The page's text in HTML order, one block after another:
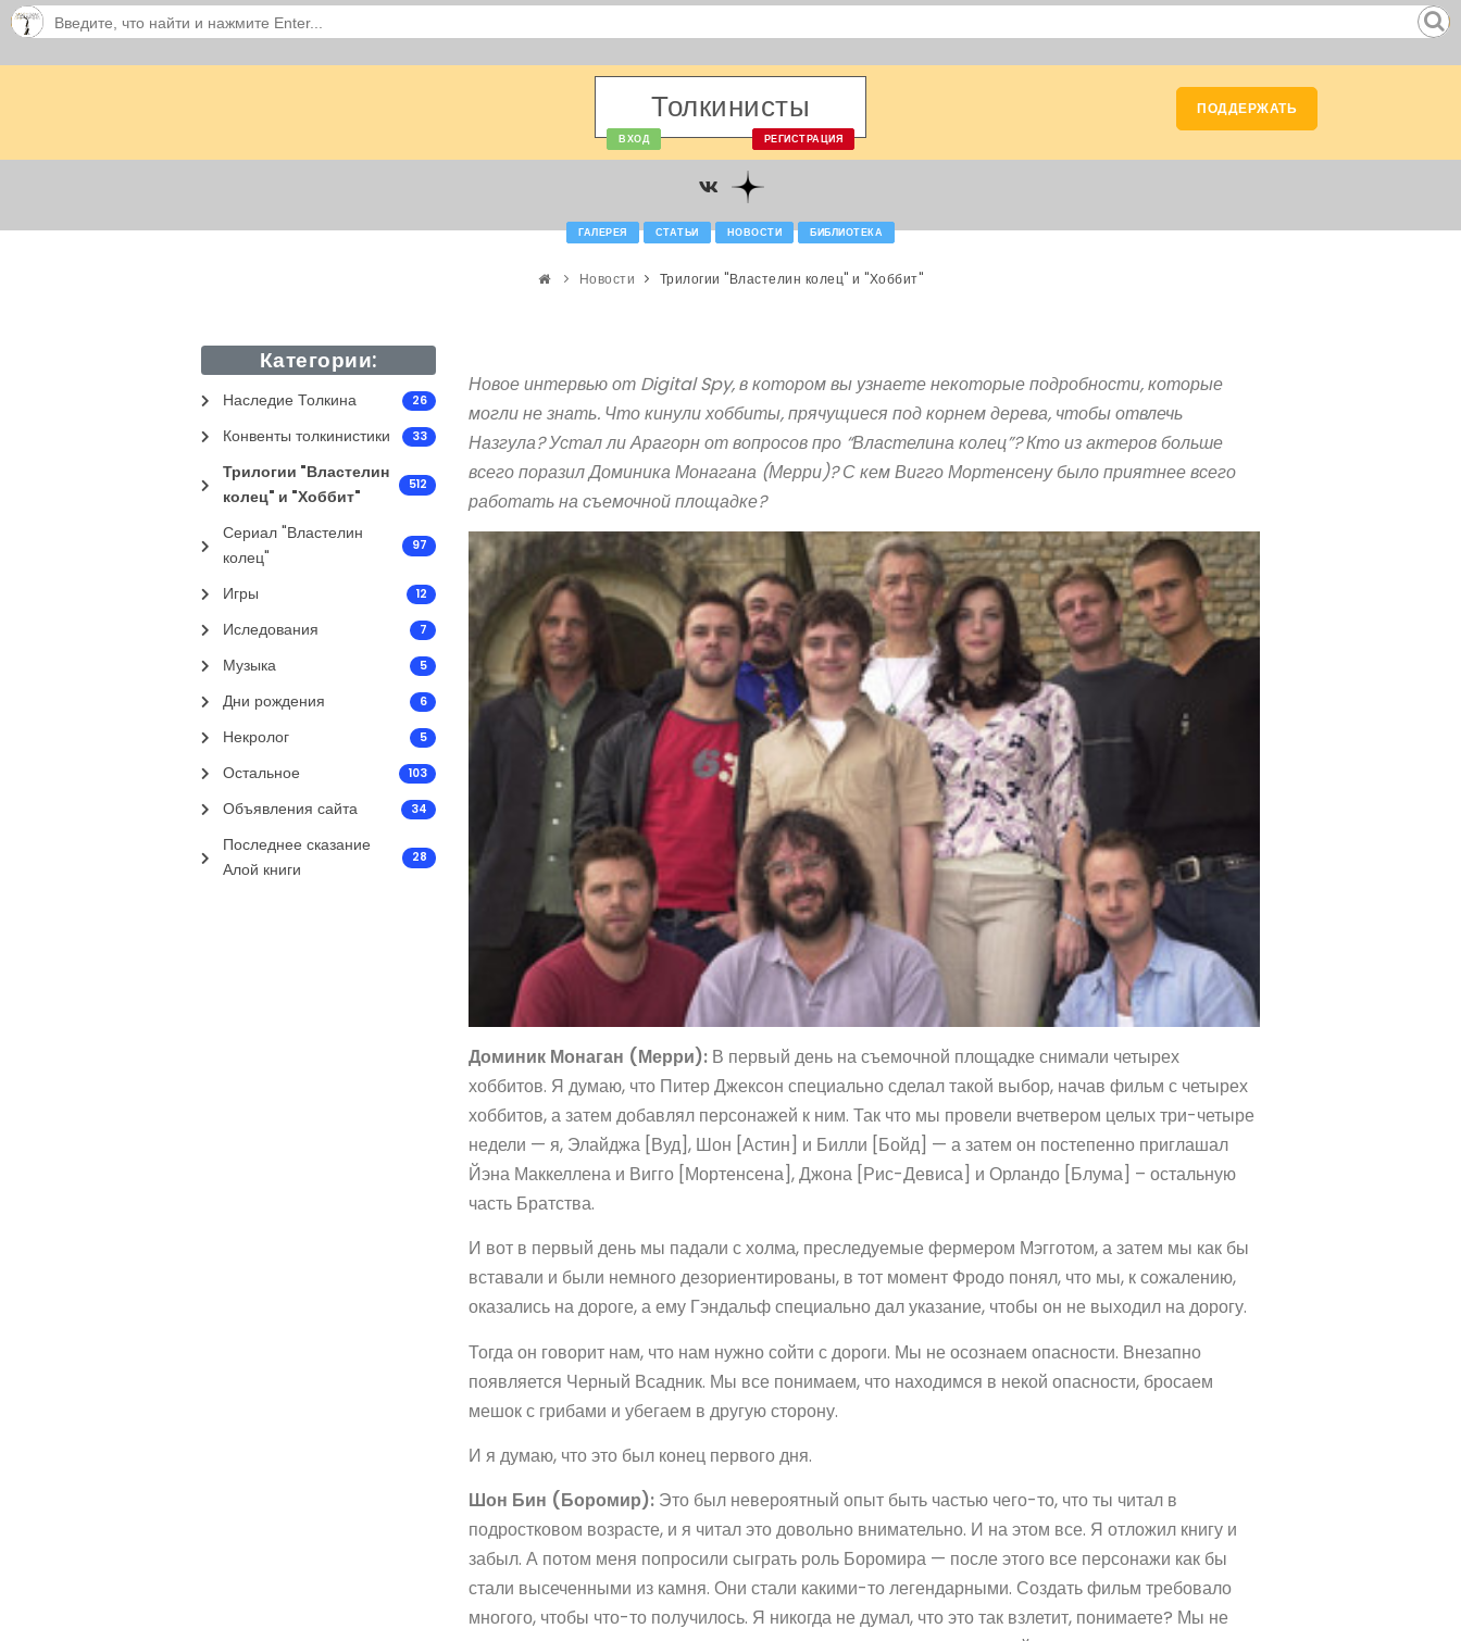
Толкинисты
ВХОД РЕГИСТРАЦИЯ
ПОДДЕРЖАТЬ
ГАЛЕРЕЯ СТАТЬИ НОВОСТИ БИБЛИОТЕКА
Новости Трилогии "Властелин колец" и "Хоббит"
Категории:
Наследие Толкина 26
Конвенты толкинистики 33
Трилогии "Властелин
колец" и "Хоббит"
512
Сериал "Властелин
колец"
97
Игры 12
Иследования 7
Музыка 5
Дни рождения 6
Некролог 5
Остальное 103
Объявления сайта 34
Последнее сказание
Алой книги
28
Новое интервью от Digital Spy, в котором вы узнаете некоторые подробности, которые
могли не знать. Что кинули хоббиты, прячущиеся под корнем дерева, чтобы отвлечь
Назгула? Устал ли Арагорн от вопросов про “Властелина колец”? Кто из актеров больше
всего поразил Доминика Монагана (Мерри)? С кем Вигго Мортенсену было приятнее всего
работать на съемочной площадке?
Доминик Монаган (Мерри): В первый день на съемочной площадке снимали четырех
хоббитов. Я думаю, что Питер Джексон специально сделал такой выбор, начав фильм с четырех
хоббитов, а затем добавлял персонажей к ним. Так что мы провели вчетвером целых три-четыре
недели — я, Элайджа [Вуд], Шон [Астин] и Билли [Бойд] — а затем он постепенно приглашал
Йэна Маккеллена и Вигго [Мортенсена], Джона [Рис-Девиса] и Орландо [Блума] – остальную
часть Братства.
И вот в первый день мы падали с холма, преследуемые фермером Мэгготом, а затем мы как бы
вставали и были немного дезориентированы, в тот момент Фродо понял, что мы, к сожалению,
оказались на дороге, а ему Гэндальф специально дал указание, чтобы он не выходил на дорогу.
Тогда он говорит нам, что нам нужно сойти с дороги. Мы не осознаем опасности. Внезапно
появляется Черный Всадник. Мы все понимаем, что находимся в некой опасности, бросаем
мешок с грибами и убегаем в другую сторону.
И я думаю, что это был конец первого дня.
Шон Бин (Боромир): Это был невероятный опыт быть частью чего-то, что ты читал в
подростковом возрасте, и я читал это довольно внимательно. И на этом все. Я отложил книгу и
забыл. А потом меня попросили сыграть роль Боромира — после этого все персонажи как бы
стали высеченными из камня. Они стали какими-то легендарными. Создать фильм требовало
многого, чтобы что-то получилось. Я никогда не думал, что это так взлетит, понимаете? Мы не